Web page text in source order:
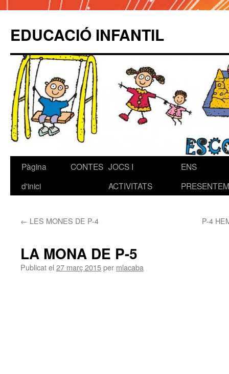
EDUCACIÓ INFANTIL
Vés
Pàgina
d'inici
CONTES JOCS I
ACTIVITATS
ENS
← LES MONES DE P-4 P-4
LA MONA DE P-5
Publicat el 27 març 2015per mlacaba